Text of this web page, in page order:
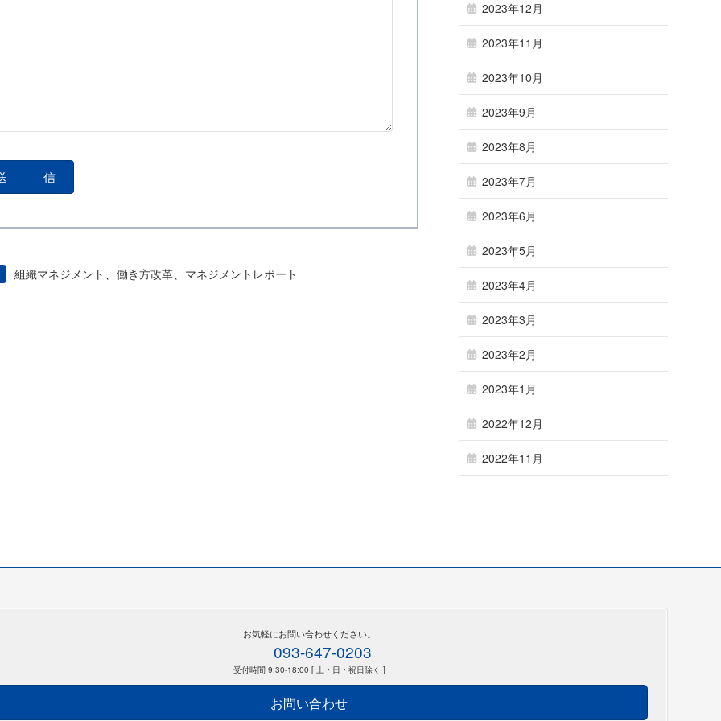
組織マネジメント 、働き方改革 マネジメントレポート
2023年12月
2023年11月
2023年10月
2023年9月
2023年8月
2023年7月
2023年6月
2023年5月
2023年4月
2023年3月
2023年2月
2023年1月
2022年12月
2022年11月
お気軽にお問い合わせください。
093-647-0203
受付時間 9:30-18:00 [ 土・日・祝日除く ]
お問い合わせ